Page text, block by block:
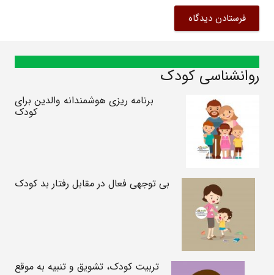
فرستادن دیدگاه
روانشناسی کودک
برنامه ریزی هوشمندانه والدین برای
کودک
بی توجهی فعال در مقابل رفتار بد کودک
تربیت کودک، تشویق و تنبیه به موقع